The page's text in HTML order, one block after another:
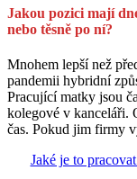
Jakou pozici mají
nebo těsně po ní?
Mnohem lepší než
pandemii hybridní
Pracující matky jsou
kolegové v kanceláři.
čas. Pokud jim firmy
Jaké je to